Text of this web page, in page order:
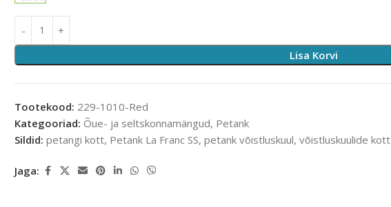
Lisa Korvi
Tootekood: 229-1010-Red
Kategooriad: Õue- ja seltskonnamängud, Petank
Sildid: petangi kott, Petank La Franc SS, petank võistluskuul, võistluskuulide kott
Jaga: